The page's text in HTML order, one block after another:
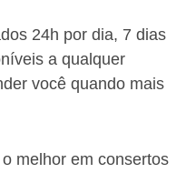
24h por dia, 7 dias
a qualquer
você quando mais
melhor em consertos